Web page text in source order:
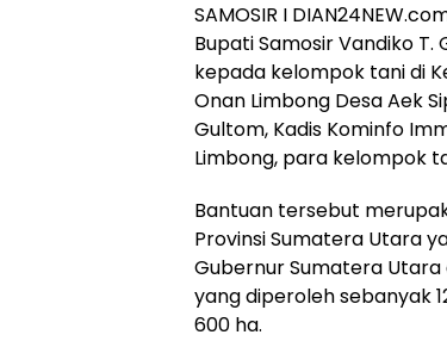
SAMOSIR I
Bupati Samosir Vandiko
kepada kelompok tani di
Onan Limbong Desa Aek
Gultom, Kadis Kominfo
Limbong, para kelompok
Bantuan tersebut
Provinsi Sumatera Utara
Gubernur Sumatera
yang diperoleh sebanyak
600 ha.